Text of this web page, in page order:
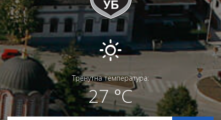
Тренутна температура:
27 °C